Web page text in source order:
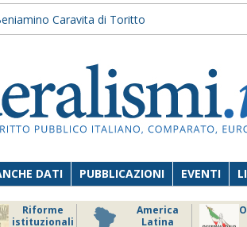
Caravita di Toritto
DATI PUBBLICAZIONI EVENTI
Riforme
istituzionali
America
Latina